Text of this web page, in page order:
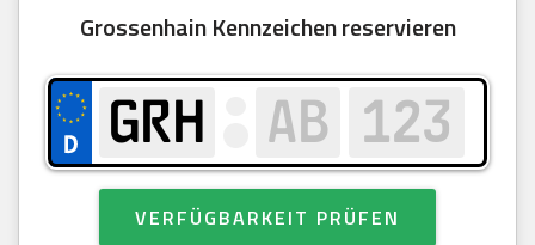
Grossenhain Kennzeichen reservieren
VERFÜGBARKEIT PRÜFEN